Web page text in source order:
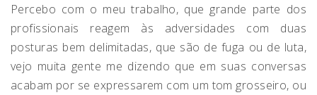
Percebo com o meu trabalho, que grande parte dos
profissionais reagem às adversidades com duas
posturas bem delimitadas, que são de fuga ou de luta,
vejo muita gente me dizendo que em suas conversas
acabam por se expressarem com um tom grosseiro, ou